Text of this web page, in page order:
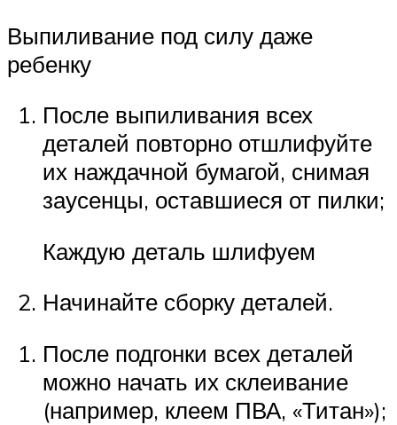
Выпиливание под силу даже
ребенку
После выпиливания всех
деталей повторно отшлифуйте
их наждачной бумагой, снимая
заусенцы, оставшиеся от пилки;
Каждую деталь шлифуем
Начинайте сборку деталей.
После подгонки всех деталей
можно начать их склеивание
(например, клеем ПВА, «Титан»);